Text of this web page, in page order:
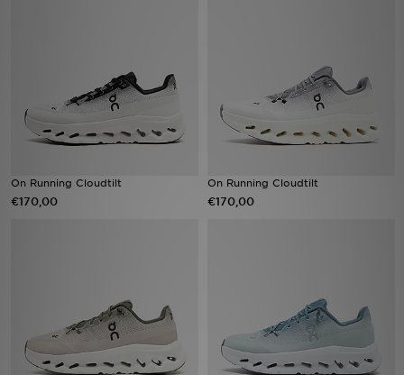
On Running Cloudtilt
€170,00
On Running Cloudtilt
€170,00
Voetbal
Klantenservice